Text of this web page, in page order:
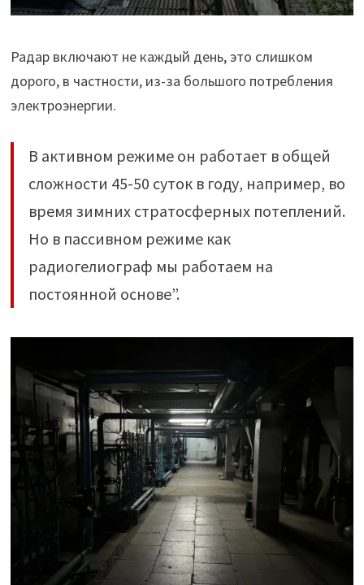
Радар включают не каждый день, это слишком
дорого, в частности, из-за большого потребления
электроэнергии.
В активном режиме он работает в общей
сложности 45-50 суток в году, например, во
время зимних стратосферных потеплений.
Но в пассивном режиме как
радиогелиограф мы работаем на
постоянной основе”.